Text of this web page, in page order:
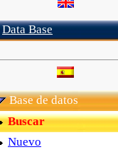
Data Base
Base de datos
Buscar
Nuevo